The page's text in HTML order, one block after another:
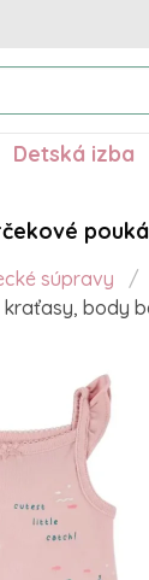
Detská izba
súpravy
body